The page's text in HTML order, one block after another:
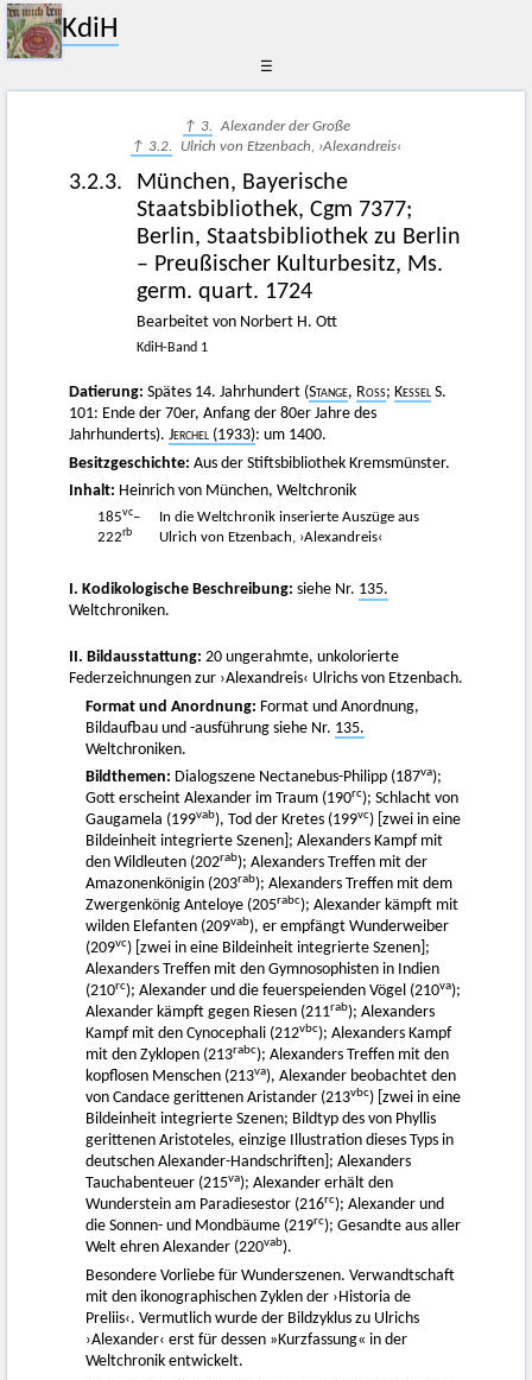
KdiH
☰
↑ 3. Alexander der Große
↑ 3.2. Ulrich von Etzenbach, ›Alexandreis‹
3.2.3.
München, Bayerische
Staatsbibliothek, Cgm 7377;
Berlin, Staatsbibliothek zu Berlin
– Preußischer Kulturbesitz, Ms.
germ. quart. 1724
Bearbeitet von Norbert H. Ott
KdiH-Band 1
Datierung: Spätes 14. Jahrhundert (Stange, Ross; Kessel S.
101: Ende der 70er, Anfang der 80er Jahre des
Jahrhunderts). Jerchel (1933): um 1400.
Besitzgeschichte: Aus der Stiftsbibliothek Kremsmünster.
Inhalt: Heinrich von München, Weltchronik
185vc–
222rb
In die Weltchronik inserierte Auszüge aus
Ulrich von Etzenbach, ›Alexandreis‹
I. Kodikologische Beschreibung: siehe Nr. 135.
Weltchroniken.
II. Bildausstattung: 20 ungerahmte, unkolorierte
Federzeichnungen zur ›Alexandreis‹ Ulrichs von Etzenbach.
Format und Anordnung: Format und Anordnung,
Bildaufbau und -ausführung siehe Nr. 135.
Weltchroniken.
Bildthemen: Dialogszene Nectanebus-Philipp (187va);
Gott erscheint Alexander im Traum (190rc); Schlacht von
Gaugamela (199vab), Tod der Kretes (199vc) [zwei in eine
Bildeinheit integrierte Szenen]; Alexanders Kampf mit
den Wildleuten (202rab); Alexanders Treffen mit der
Amazonenkönigin (203rab); Alexanders Treffen mit dem
Zwergenkönig Anteloye (205rabc); Alexander kämpft mit
wilden Elefanten (209vab), er empfängt Wunderweiber
(209vc) [zwei in eine Bildeinheit integrierte Szenen];
Alexanders Treffen mit den Gymnosophisten in Indien
(210rc); Alexander und die feuerspeienden Vögel (210va);
Alexander kämpft gegen Riesen (211rab); Alexanders
Kampf mit den Cynocephali (212vbc); Alexanders Kampf
mit den Zyklopen (213rabc); Alexanders Treffen mit den
kopflosen Menschen (213va), Alexander beobachtet den
von Candace gerittenen Aristander (213vbc) [zwei in eine
Bildeinheit integrierte Szenen; Bildtyp des von Phyllis
gerittenen Aristoteles, einzige Illustration dieses Typs in
deutschen Alexander-Handschriften]; Alexanders
Tauchabenteuer (215va); Alexander erhält den
Wunderstein am Paradiesestor (216rc); Alexander und
die Sonnen- und Mondbäume (219rc); Gesandte aus aller
Welt ehren Alexander (220vab).
Besondere Vorliebe für Wunderszenen. Verwandtschaft
mit den ikonographischen Zyklen der ›Historia de
Preliis‹. Vermutlich wurde der Bildzyklus zu Ulrichs
›Alexander‹ erst für dessen »Kurzfassung« in der
Weltchronik entwickelt.